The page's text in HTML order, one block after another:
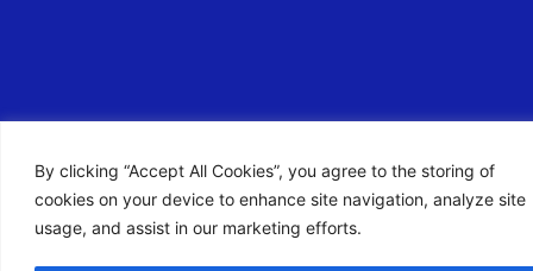
By clicking “Accept All Cookies”, you agree to the storing of
cookies on your device to enhance site navigation, analyze site
usage, and assist in our marketing efforts.